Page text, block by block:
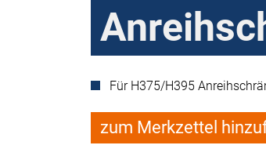
Für H375/H395
zum Merkzettel